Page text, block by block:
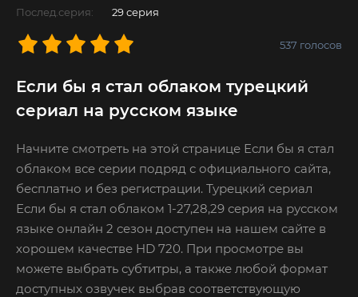
Послед.серия:
29 серия
537 голосов
Если бы я стал облаком турецкий
сериал на русском языке
Начните смотреть на этой странице Если бы я стал
облаком все серии подряд с официального сайта,
бесплатно и без регистрации. Турецкий сериал
Если бы я стал облаком 1-27,28,29 серия на русском
языке онлайн 2 сезон доступен на нашем сайте в
хорошем качестве HD 720. При просмотре вы
можете выбрать субтитры, а также любой формат
доступных озвучек выбрав соответствующую